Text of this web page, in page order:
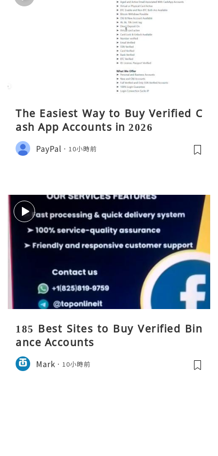
The Easiest Way to Buy Verified C
ash App Accounts in 2026
PayPal 10小時前
185 Best Sites to Buy Verified Bin
ance Accounts
Mark 10小時前